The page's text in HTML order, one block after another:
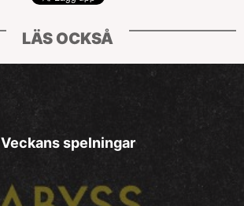
LÄS OCKSÅ
Veckans spelningar